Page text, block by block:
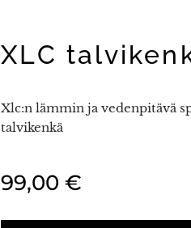
XLC
Xlc:n lämmin ja vedenpitävä
talvikenkä
99,00 €